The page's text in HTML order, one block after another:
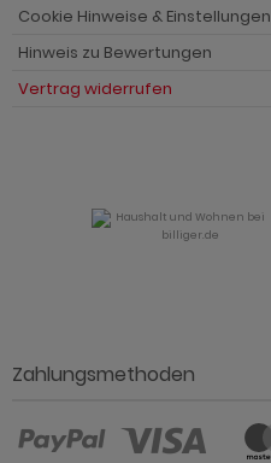
Cookie Hinweise & Einstellungen
Hinweis zu Bewertungen
Vertrag widerrufen
Zahlungsmethoden